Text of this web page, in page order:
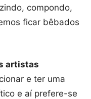
compondo,
ficar bêbados
artistas
e ter uma
e aí prefere-se